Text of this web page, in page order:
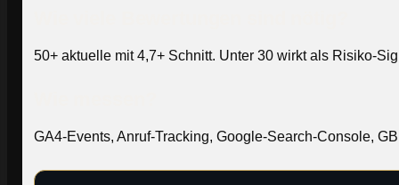
50+ aktuelle mit 4,7+ Schnitt. Unter 30 wirkt als Risiko-
GA4-Events, Anruf-Tracking, Google-Search-Console,